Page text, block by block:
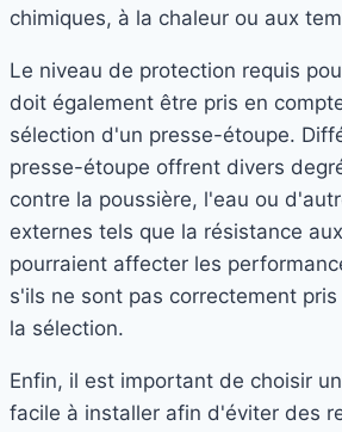
chimiques, à la chaleur ou aux
Le niveau de protection requis
doit également être pris en
sélection d'un presse-étoupe.
presse-étoupe offrent divers
contre la poussière, l'eau ou
externes tels que la résistance
pourraient affecter les
s'ils ne sont pas correctement
la sélection.
Enfin, il est important de choisir
facile à installer afin d'éviter des